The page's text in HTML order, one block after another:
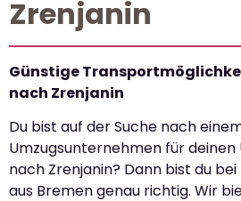
Zrenjanin
Günstige
nach Zrenjanin
Du bist auf der Suche nach
Umzugsunternehmen für deinen
nach Zrenjanin? Dann bist du
aus Bremen genau richtig. Wir